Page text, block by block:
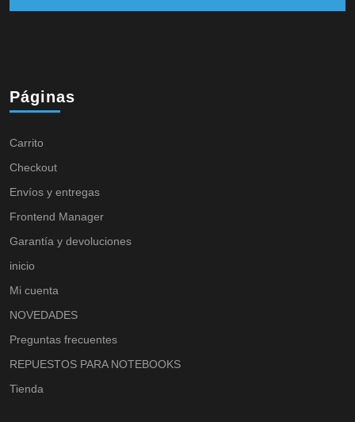
Páginas
Carrito
Checkout
Envíos y entregas
Frontend Manager
Garantía y devoluciones
inicio
Mi cuenta
NOVEDADES
Preguntas frecuentes
REPUESTOS PARA NOTEBOOKS
Tienda